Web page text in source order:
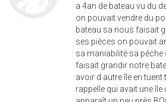
a 4an de bateau vu du
on pouvait vendre du
bateau sa nous faisait
ses pièces on pouvait
sa maniabilité sa pêche
faisait grandir notre
avoir d autre île en
rappelle qui avait une île